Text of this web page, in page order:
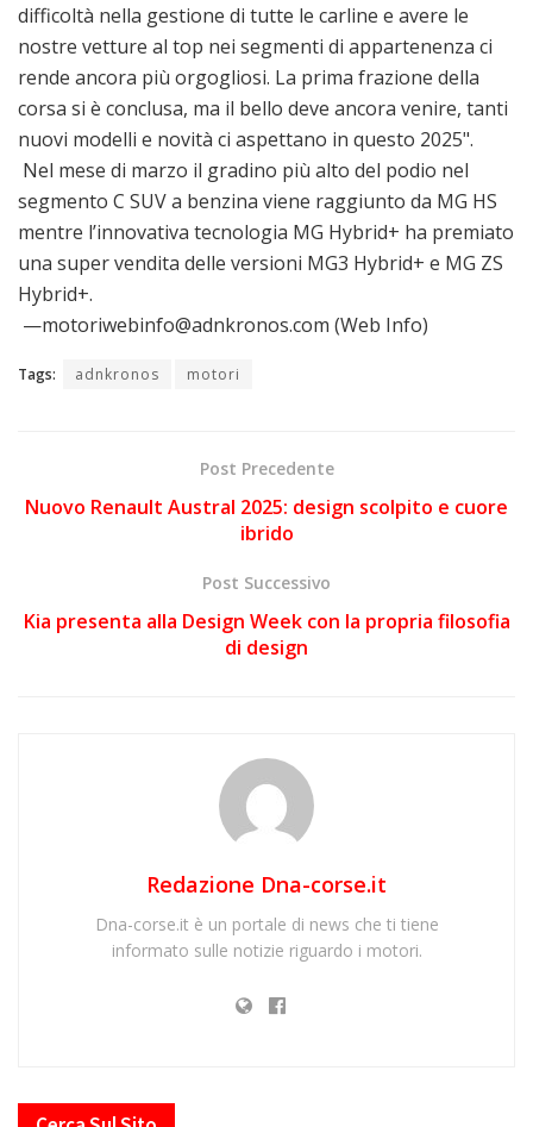
difficoltà nella gestione di tutte le carline e avere le
nostre vetture al top nei segmenti di appartenenza ci
rende ancora più orgogliosi. La prima frazione della
corsa si è conclusa, ma il bello deve ancora venire, tanti
nuovi modelli e novità ci aspettano in questo 2025".
Nel mese di marzo il gradino più alto del podio nel
segmento C SUV a benzina viene raggiunto da MG HS
mentre l’innovativa tecnologia MG Hybrid+ ha premiato
una super vendita delle versioni MG3 Hybrid+ e MG ZS
Hybrid+.
—motoriwebinfo@adnkronos.com (Web Info)
Tags: adnkronos motori
Post Precedente
Nuovo Renault Austral 2025: design scolpito e cuore
ibrido
Post Successivo
Kia presenta alla Design Week con la propria filosofia
di design
Redazione Dna-corse.it
Dna-corse.it è un portale di news che ti tiene
informato sulle notizie riguardo i motori.